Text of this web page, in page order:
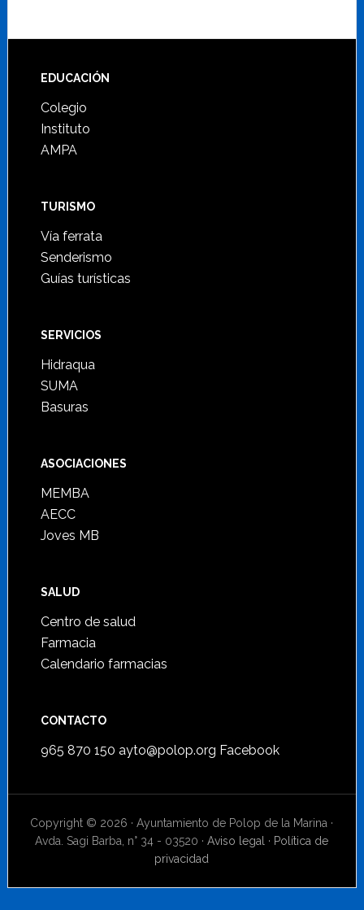
Footer
EDUCACIÓN
Colegio
Instituto
AMPA
TURISMO
Vía ferrata
Senderismo
Guías turísticas
SERVICIOS
Hidraqua
SUMA
Basuras
ASOCIACIONES
MEMBA
AECC
Joves MB
SALUD
Centro de salud
Farmacia
Calendario farmacias
CONTACTO
965 870 150 ayto@polop.org Facebook
Copyright © 2026 · Ayuntamiento de Polop de la Marina ·
Avda. Sagi Barba, n° 34 - 03520 ·Aviso legal · Política de
privacidad